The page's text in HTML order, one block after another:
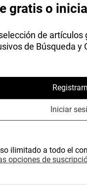
gratis o
de
de Búsqueda y
Iniciar
ilimitado a todo el
opciones de